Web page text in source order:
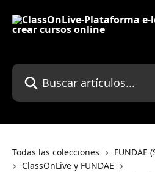
Buscar artículos...
Todas las colecciones
FUNDAE
ClassOnLive y FUNDAE